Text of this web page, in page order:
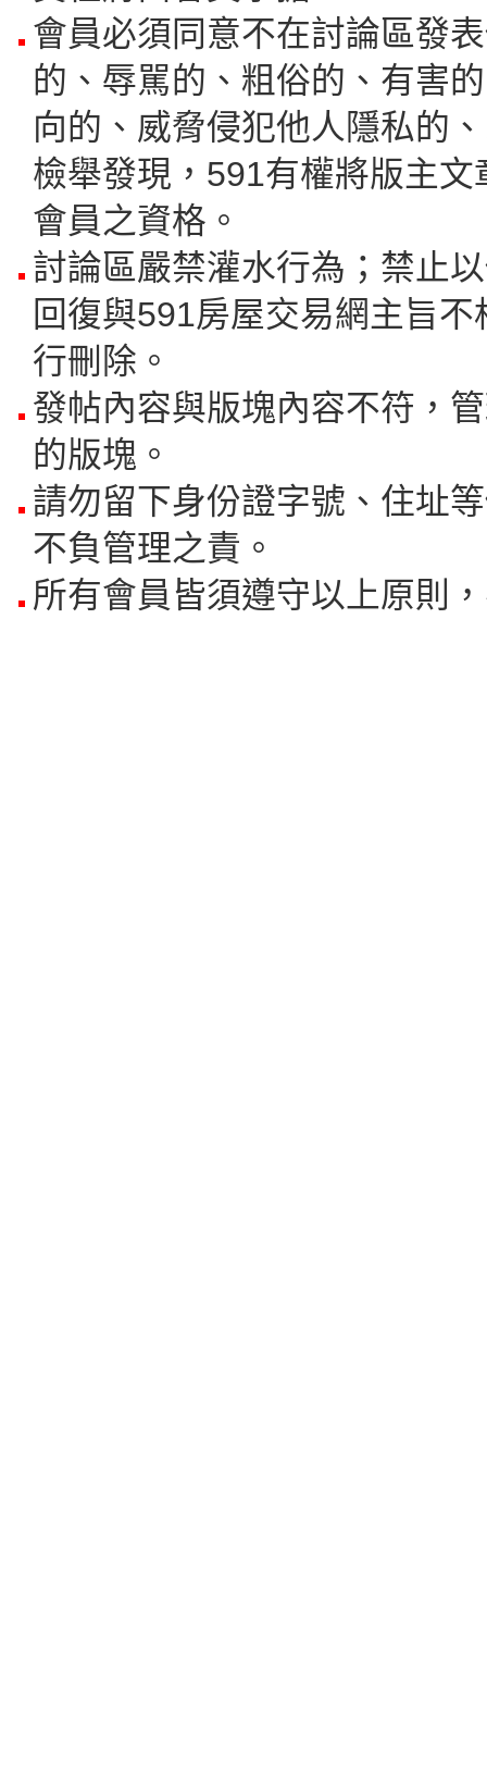
會員必須同意不在討論區發
的、辱駡的、粗俗的、有害
向的、威脅侵犯他人隱私的
檢舉發現，591有權將版主
會員之資格。
討論區嚴禁灌水行為；禁止
回復與591房屋交易網主旨
行刪除。
發帖內容與版塊內容不符，
的版塊。
請勿留下身份證字號、住址
不負管理之責。
所有會員皆須遵守以上原則